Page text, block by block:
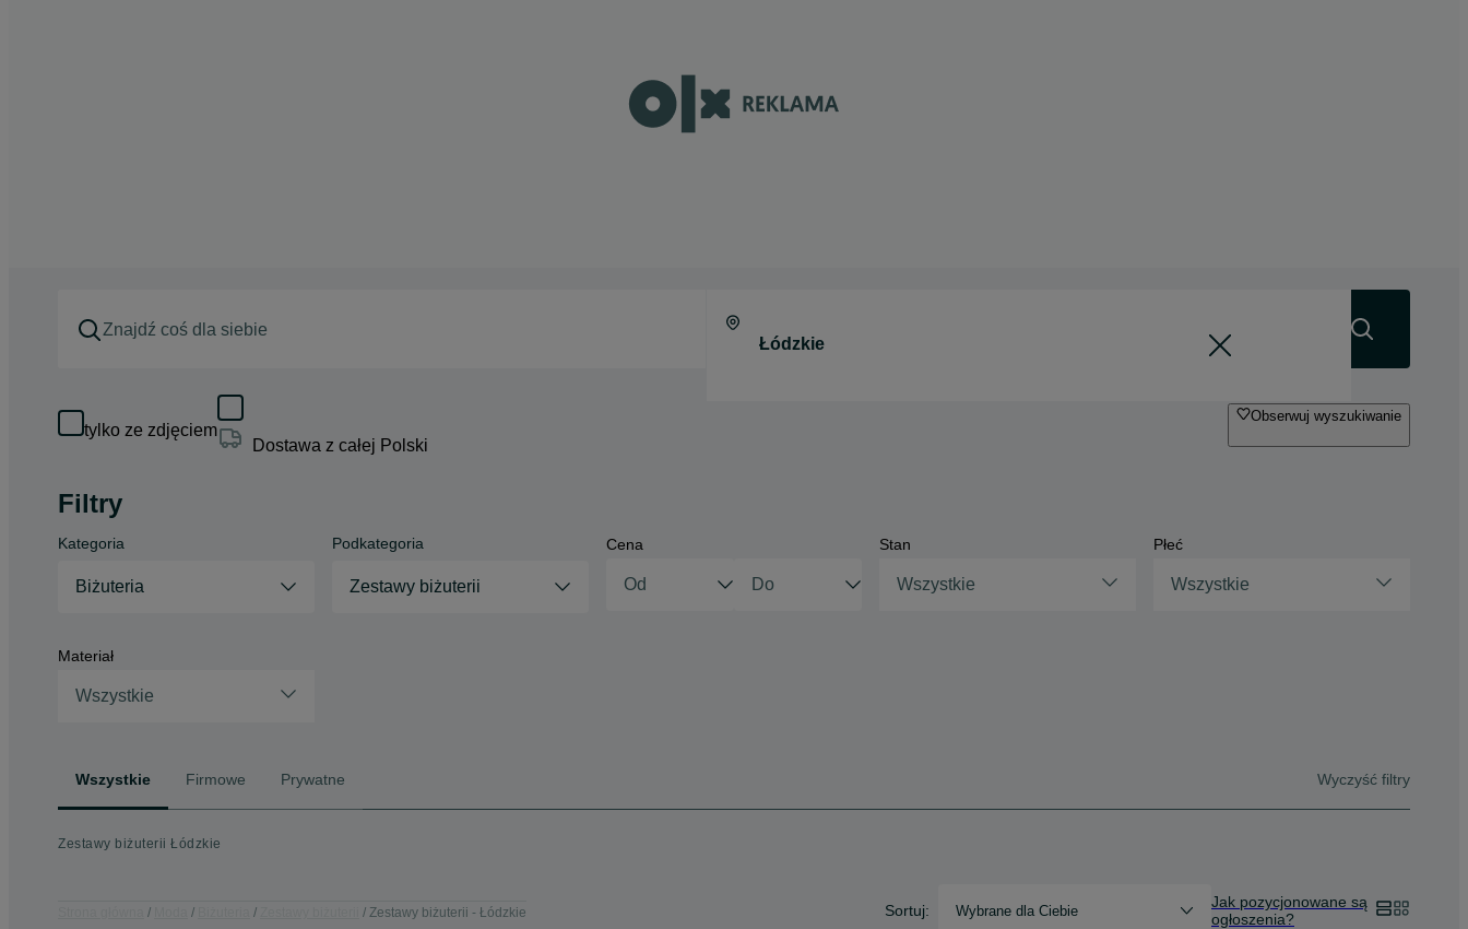
tylko ze zdjęciem
Dostawa z całej Polski
Obserwuj wyszukiwanie
Filtry
Kategoria
Biżuteria
Podkategoria
Zestawy biżuterii
Cena Stan
Wszystkie
Płeć
Wszystkie
Materiał
Wszystkie
Wszystkie Firmowe Prywatne Wyczyść filtry
Zestawy biżuterii Łódzkie
Zestawy biżuterii - Łódzkie Sortuj: Wybrane dla Ciebie
Jak pozycjonowane są
ogłoszenia?